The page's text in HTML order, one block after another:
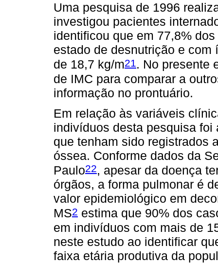
Uma pesquisa de 1996
investigou pacientes
identificou que em 77,8%
estado de desnutrição e
de 18,7 kg/m21 . No presente
de IMC para comparar a
informação no prontuário.
Em relação às variáveis
indivíduos desta pesquisa foi
que tenham sido registrados
óssea. Conforme dados da
Paulo22, apesar da doença
órgãos, a forma pulmonar é
valor epidemiológico em
MS2 estima que 90% dos
em indivíduos com mais de
neste estudo ao identificar
faixa etária produtiva da